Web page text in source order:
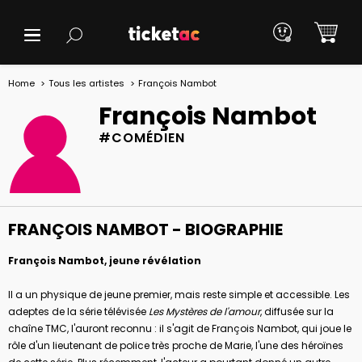
Home Tous les artistes François Nambot
François Nambot
#COMÉDIEN
FRANÇOIS NAMBOT - BIOGRAPHIE
François Nambot, jeune révélation
Il a un physique de jeune premier, mais reste simple et accessible. Les
adeptes de la série télévisée Les Mystères de l'amour, diffusée sur la
chaîne TMC, l'auront reconnu : il s'agit de François Nambot, qui joue le
rôle d'un lieutenant de police très proche de Marie, l'une des héroïnes